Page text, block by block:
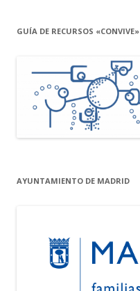
GUÍA DE RECURSOS «CONVIVE»
AYUNTAMIENTO DE MADRID